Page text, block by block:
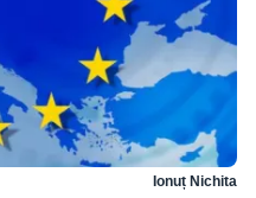
Ionuț Nichita